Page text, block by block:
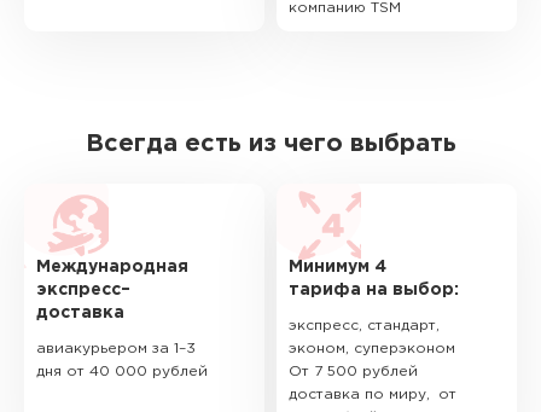
компанию TSM
Всегда есть из чего выбрать
Международная
экспресс–
доставка
авиакурьером за 1–3
дня от 40 000 рублей
Минимум 4
тарифа на выбор:
экспресс, стандарт,
эконом, суперэконом
От 7 500 рублей
доставка по миру, от